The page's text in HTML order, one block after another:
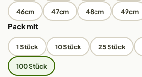
46cm 47cm 48cm 49cm
Pack mit
1 Stück 10 Stück 25 Stück
100 Stück